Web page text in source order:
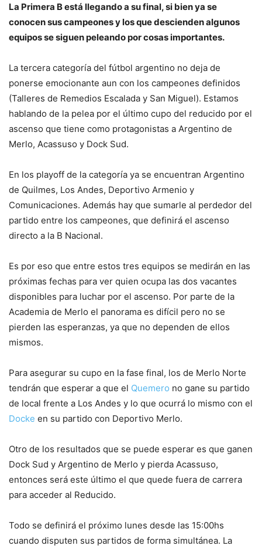
La Primera B está llegando a su final, si bien ya se
conocen sus campeones y los que descienden algunos
equipos se siguen peleando por cosas importantes.
La tercera categoría del fútbol argentino no deja de
ponerse emocionante aun con los campeones definidos
(Talleres de Remedios Escalada y San Miguel). Estamos
hablando de la pelea por el último cupo del reducido por el
ascenso que tiene como protagonistas a Argentino de
Merlo, Acassuso y Dock Sud.
En los playoff de la categoría ya se encuentran Argentino
de Quilmes, Los Andes, Deportivo Armenio y
Comunicaciones. Además hay que sumarle al perdedor del
partido entre los campeones, que definirá el ascenso
directo a la B Nacional.
Es por eso que entre estos tres equipos se medirán en las
próximas fechas para ver quien ocupa las dos vacantes
disponibles para luchar por el ascenso. Por parte de la
Academia de Merlo el panorama es difícil pero no se
pierden las esperanzas, ya que no dependen de ellos
mismos.
Para asegurar su cupo en la fase final, los de Merlo Norte
tendrán que esperar a que el Quemero no gane su partido
de local frente a Los Andes y lo que ocurrá lo mismo con el
Docke en su partido con Deportivo Merlo.
Otro de los resultados que se puede esperar es que ganen
Dock Sud y Argentino de Merlo y pierda Acassuso,
entonces será este último el que quede fuera de carrera
para acceder al Reducido.
Todo se definirá el próximo lunes desde las 15:00hs
cuando disputen sus partidos de forma simultánea. La